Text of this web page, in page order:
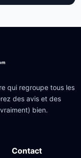
qui regroupe tous les
des avis et des
bien.
Contact